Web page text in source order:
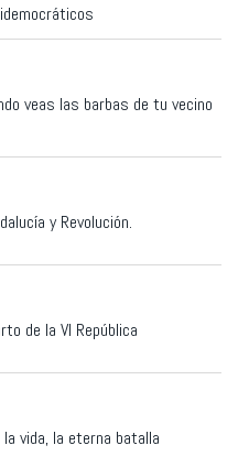
veas las barbas de tu vecino
y Revolución.
de la VI República
vida, la eterna batalla